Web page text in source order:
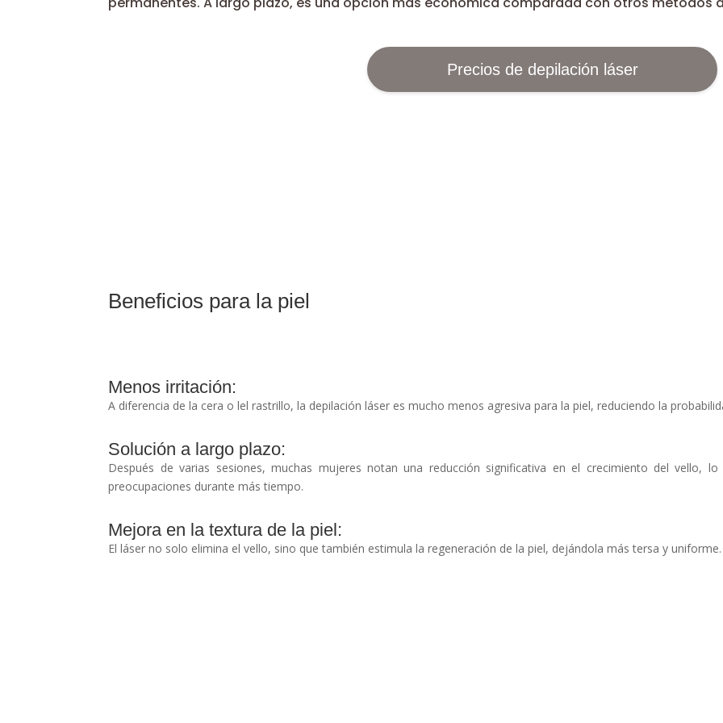
Precios de depilación láser
Beneficios para la piel
Menos irritación:
A diferencia de la cera o lel rastrillo, la depilación láser es mucho menos agresiva para la piel, reduciendo la
Solución a largo plazo:
Después de varias sesiones, muchas mujeres notan una reducción significativa en el crecimiento del vello,
preocupaciones durante más tiempo.
Mejora en la textura de la piel:
El láser no solo elimina el vello, sino que también estimula la regeneración de la piel, dejándola más tersa y uniforme.